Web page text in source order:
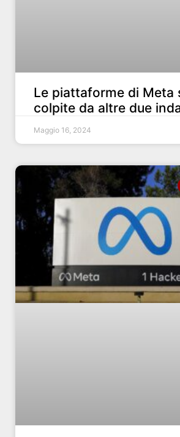
Le piattaforme di Meta
colpite da altre due
Maggio 16, 2024